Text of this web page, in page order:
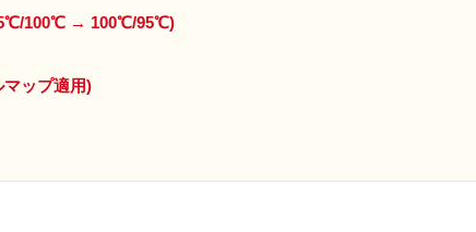
100℃ → 100℃/95℃)
ップ適用)